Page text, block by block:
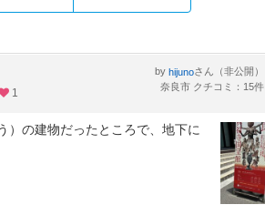
1
by hijunoさん（非公開）
奈良市 クチコミ：15件
）の建物だったところで、地下に